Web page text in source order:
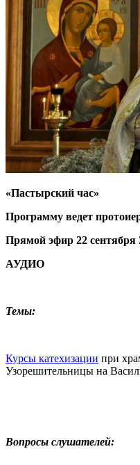
«Пастырский час»
Программу ведет
Прямой эфир 22 сентября
АУДИО
Темы:
Курсы катехизации при
Узорешительницы на
Вопросы слушателей: